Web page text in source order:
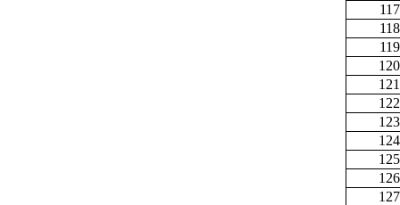
117
118
119
120
121
122
123
124
125
126
127